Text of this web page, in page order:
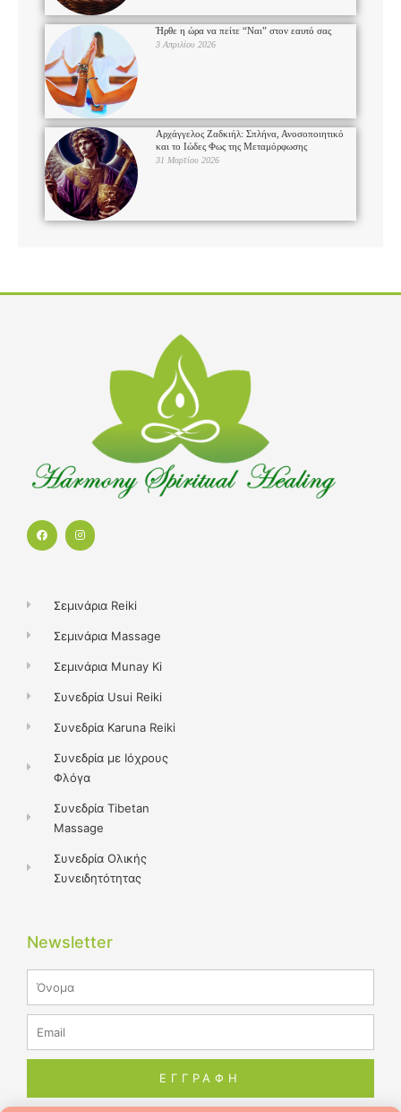
Ήρθε η ώρα να πείτε “Ναι” στον εαυτό σας
3 Απριλίου 2026
Αρχάγγελος Ζαδκιήλ: Σπλήνα, Ανοσοποιητικό
και το Ιώδες Φως της Μεταμόρφωσης
31 Μαρτίου 2026
F
a
I
n
m
Σεμινάρια Reiki
Σεμινάρια Massage
Σεμινάρια Munay Ki
Συνεδρία Usui Reiki
Συνεδρία Karuna Reiki
Συνεδρία με Ιόχρους
Φλόγα
Συνεδρία Tibetan
Massage
Συνεδρία Ολικής
Συνειδητότητας
Newsletter
ΕΓΓΡΑΦΗ